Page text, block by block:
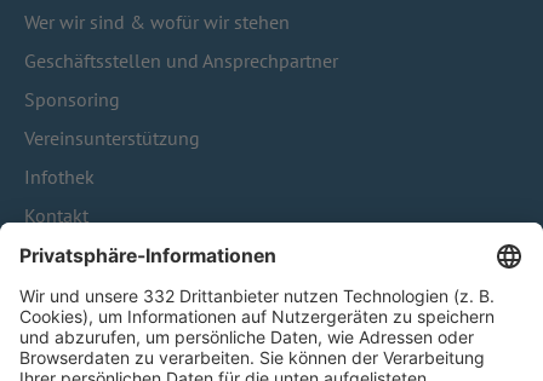
Wer wir sind & wofür wir stehen
Geschäftsstellen und Ansprechpartner
Sponsoring
Vereinsunterstützung
Infothek
Kontakt
HÄUFIG BESUCHTE SEITEN
Pässe und Vereinswechsel
Trainerausbildung